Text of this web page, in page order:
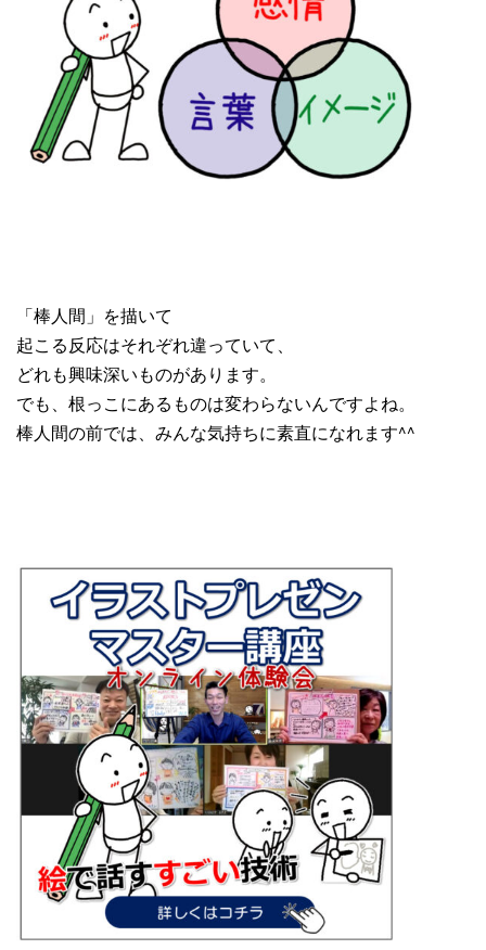
「棒人間」を描いて
起こる反応はそれぞれ違っていて、
どれも興味深いものがあります。
でも、根っこにあるものは変わらないんですよね。
棒人間の前では、みんな気持ちに素直になれます^^